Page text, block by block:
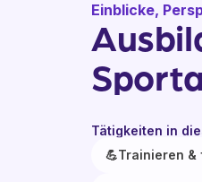
Einblicke,
Tätigkeiten in
💪Trainieren &